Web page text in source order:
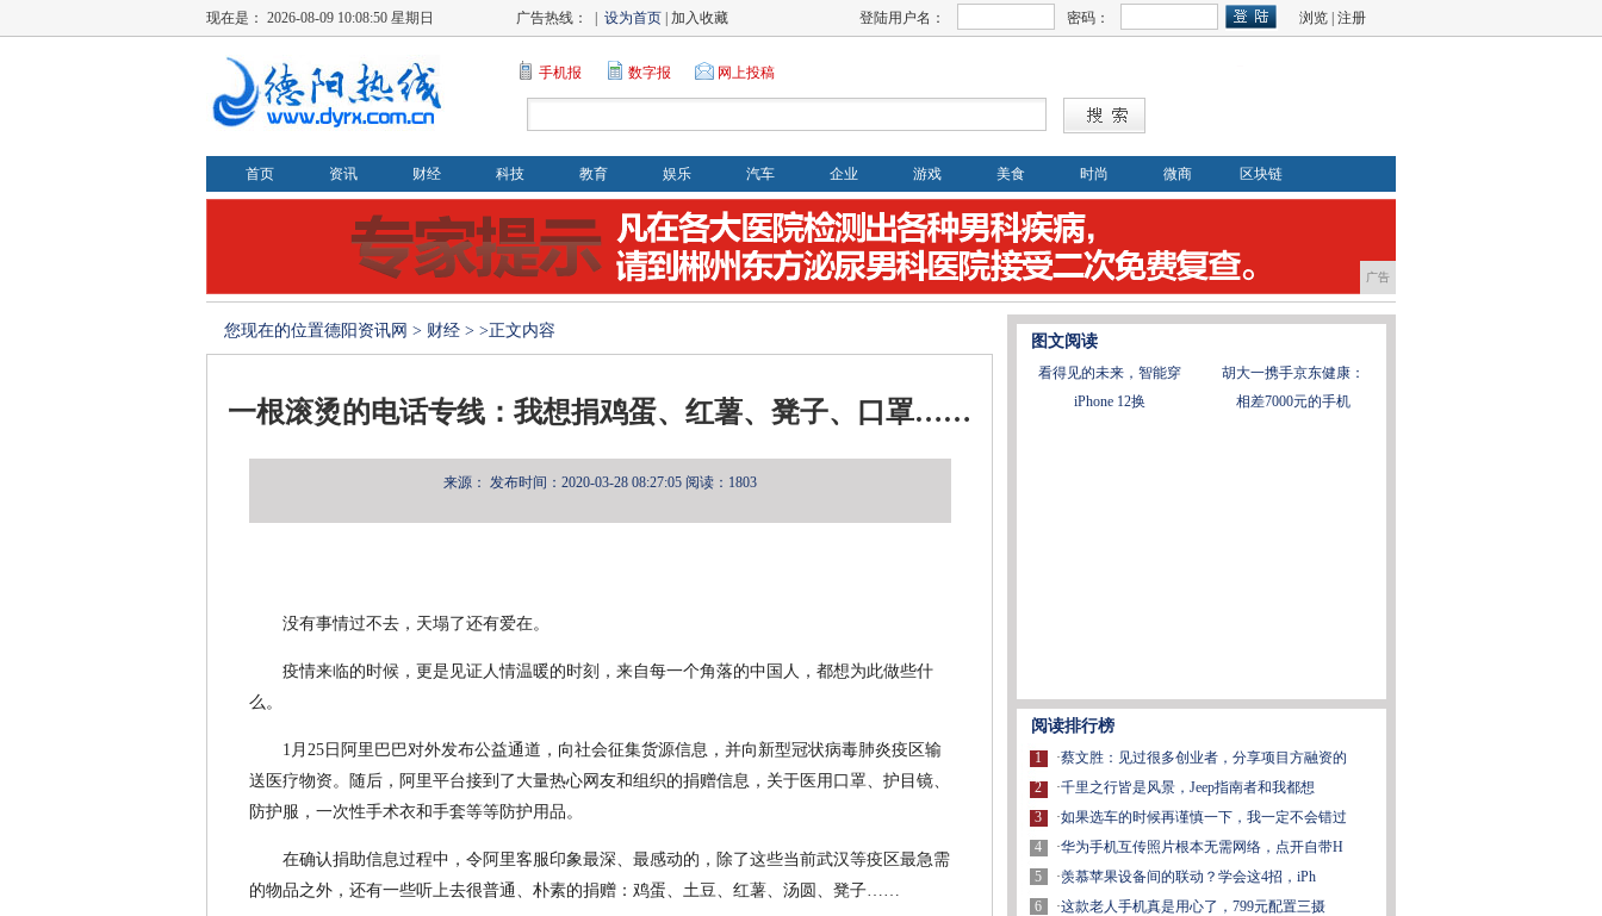
现在是： 2026-08-09 10:08:51 星期日 广告热线： | 设为首页 | 加入收藏 登陆用户名： 密码： 浏览 注册
手机报 数字报 网上投稿
首页 资讯 财经 科技 教育 娱乐 汽车 企业 游戏 美食 时尚 微商 区块链
广告
您现在的位置德阳资讯网 > 财经 > >正文内容
一根滚烫的电话专线：我想捐鸡蛋、红薯、凳子、口罩……
来源： 发布时间：2020-03-28 08:27:05 阅读：1803
没有事情过不去，天塌了还有爱在。
疫情来临的时候，更是见证人情温暖的时刻，来自每一个角落的中国人，都想为此做些什
么。
1月25日阿里巴巴对外发布公益通道，向社会征集货源信息，并向新型冠状病毒肺炎疫区输
送医疗物资。随后，阿里平台接到了大量热心网友和组织的捐赠信息，关于医用口罩、护目镜、
防护服，一次性手术衣和手套等等防护用品。
在确认捐助信息过程中，令阿里客服印象最深、最感动的，除了这些当前武汉等疫区最急需
的物品之外，还有一些听上去很普通、朴素的捐赠：鸡蛋、土豆、红薯、汤圆、凳子……
图文阅读
看得见的未来，智能穿
胡大一携手京东健康：
iPhone 12换
相差7000元的手机
阅读排行榜
1
2
3
4
5
6
·蔡文胜：见过很多创业者，分享项目方融资的
·千里之行皆是风景，Jeep指南者和我都想
·如果选车的时候再谨慎一下，我一定不会错过
·华为手机互传照片根本无需网络，点开自带H
·羡慕苹果设备间的联动？学会这4招，iPh
·这款老人手机真是用心了，799元配置三摄